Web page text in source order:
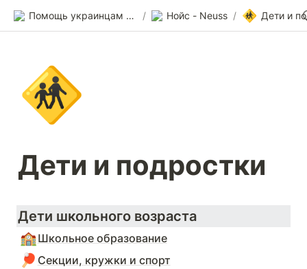
Помощь украинцам в Германии / Нойс - Neuss / 🚸 Дети и
🚸
Дети и подростки
Дети школьного возраста
🏫Школьное образование
🏓 Секции, кружки и спорт